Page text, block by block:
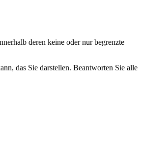
deren keine oder nur begrenzte
das Sie darstellen. Beantworten Sie alle